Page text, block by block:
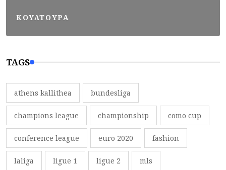
ΚΟΥΛΤΟΥΡΑ
TAGS
athens kallithea bundesliga
champions league championship como cup
conference league euro 2020 fashion
laliga ligue 1 ligue 2 mls